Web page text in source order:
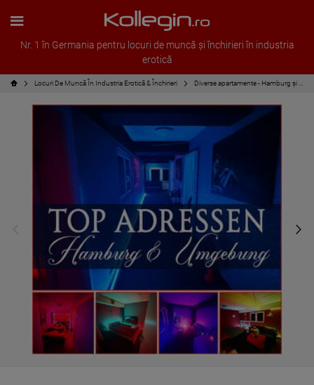
Nr. 1 în Germania pentru locuri de muncă și închirieri în industria
erotică
Locuri De Muncă În Industria Erotică & Închirieri